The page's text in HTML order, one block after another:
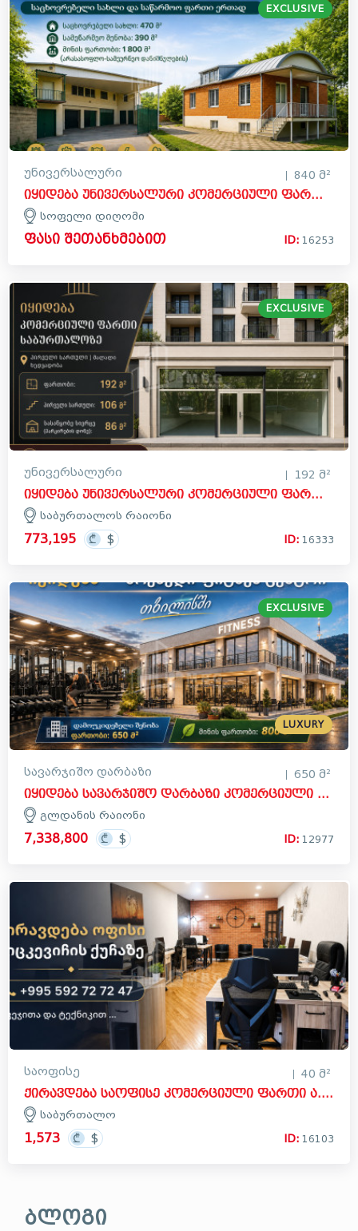
EXCLUSIVE
უნივერსალური 840 მ²
იყიდება უნივერსალური კომერციული ფართი სოფელ დიღომში, საბურთალოს რაიონი
სოფელი დიღომი
ფასი შეთანხმებით ID: 16253
EXCLUSIVE
უნივერსალური 192 მ²
იყიდება უნივერსალური კომერციული ფართი საბურთალოს რაიონში
საბურთალოს რაიონი
773,195 ID: 16333
LUXURY
EXCLUSIVE
სავარჯიშო დარბაზი 650 მ²
იყიდება სავარჯიშო დარბაზი კომერციული ფართი გლდანის რაიონში
გლდანის რაიონი
7,338,800 ID: 12977
საოფისე 40 მ²
ქირავდება საოფისე კომერციული ფართი ა. მიცკევიჩის ქუჩაზე, საბურთალო
საბურთალო
1,573 ID: 16103
ბლოგი